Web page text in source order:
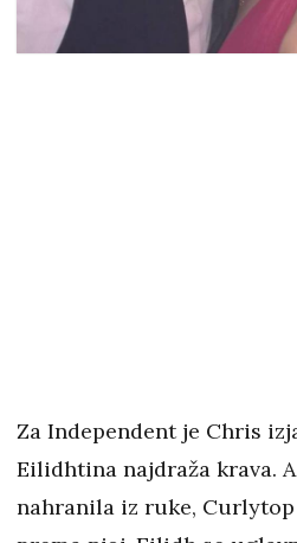
Za Independent je Chris
Eilidhtina najdraža krava.
nahranila iz ruke,